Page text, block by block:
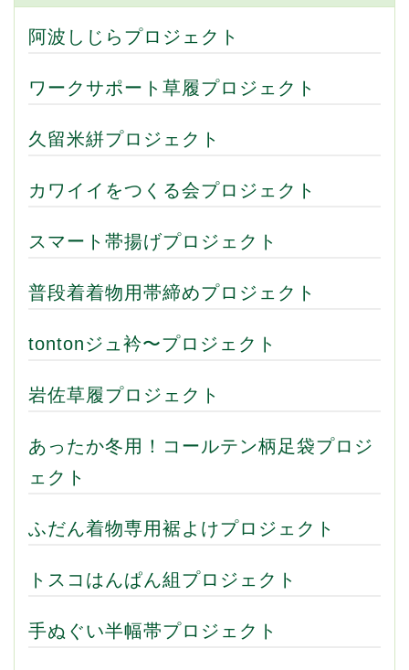
阿波しじらプロジェクト
ワークサポート草履プロジェクト
久留米絣プロジェクト
カワイイをつくる会プロジェクト
スマート帯揚げプロジェクト
普段着着物用帯締めプロジェクト
tontonジュ衿〜プロジェクト
岩佐草履プロジェクト
あったか冬用！コールテン柄足袋プロジ
ェクト
ふだん着物専用裾よけプロジェクト
トスコはんぱん組プロジェクト
手ぬぐい半幅帯プロジェクト